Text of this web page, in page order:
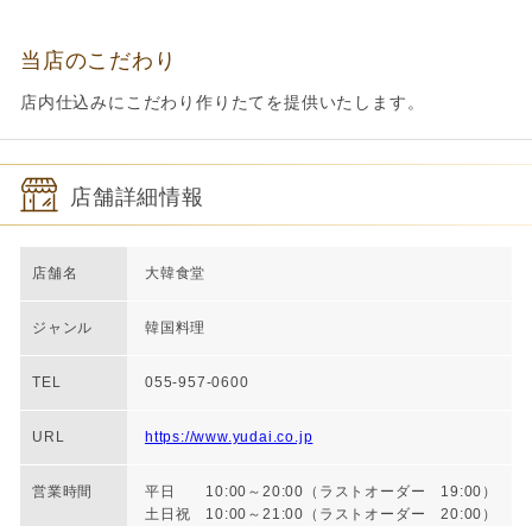
当店のこだわり
店内仕込みにこだわり作りたてを提供いたします。
店舗詳細情報
店舗名 大韓食堂
ジャンル 韓国料理
TEL 055-957-0600
URL https://www.yudai.co.jp
営業時間
平日 10:00～20:00（ラストオーダー 19:00）
土日祝 10:00～21:00（ラストオーダー 20:00）